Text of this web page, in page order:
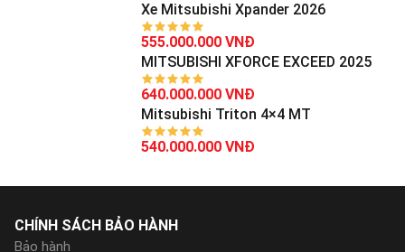
Xe Mitsubishi Xpander 2026
555.000.000 VNĐ
MITSUBISHI XFORCE EXCEED 2025
640.000.000 VNĐ
Mitsubishi Triton 4×4 MT
540.000.000 VNĐ
CHÍNH SÁCH BẢO HÀNH
Bảo hành